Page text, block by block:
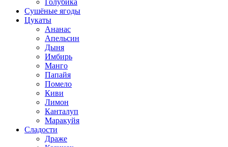
Голубика
Сушёные ягоды
Цукаты
Ананас
Апельсин
Дыня
Имбирь
Манго
Папайя
Помело
Киви
Лимон
Канталуп
Маракуйя
Сладости
Драже